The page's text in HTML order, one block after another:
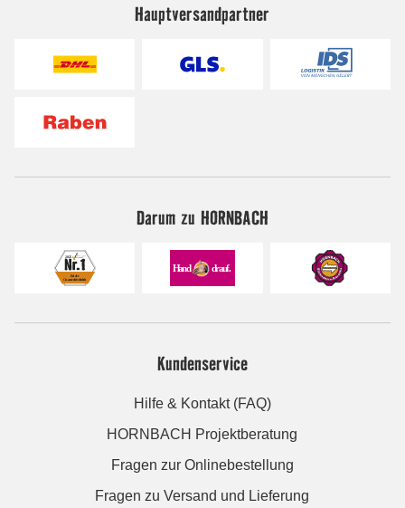
Hauptversandpartner
Darum zu HORNBACH
Kundenservice
Hilfe & Kontakt (FAQ)
HORNBACH Projektberatung
Fragen zur Onlinebestellung
Fragen zu Versand und Lieferung